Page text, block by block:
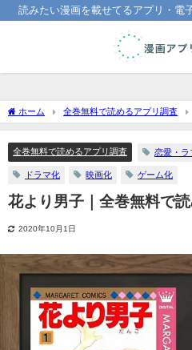
読みたい漫画を載せてるアプリ・電
ホーム 全巻無料で読めるアプリ調査
調査！
全巻無料で読めるアプリ調査 恋愛・ラ
ドラマ化 映画化 ゲーム化
花より男子｜全巻無料で
2020年10月1日